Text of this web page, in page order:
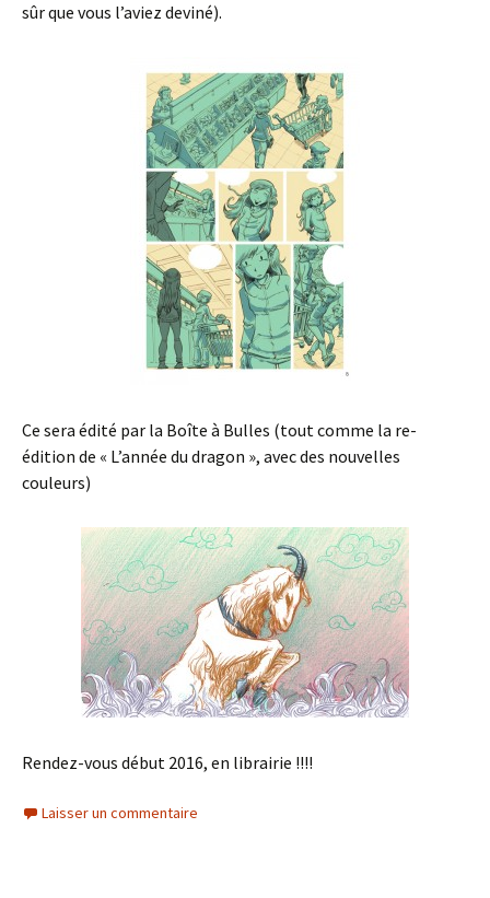
sûr que vous l’aviez deviné).
Ce sera édité par la Boîte à Bulles (tout comme la re-
édition de « L’année du dragon », avec des nouvelles
couleurs)
Rendez-vous début 2016, en librairie !!!!
Laisser un commentaire